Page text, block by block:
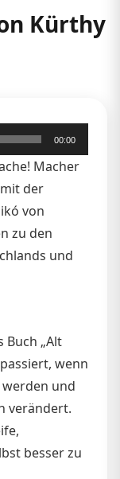
Kürthy
00:00
Macher
der
von
zu den
und
Buch „Alt
wenn
und
verändert.
besser zu